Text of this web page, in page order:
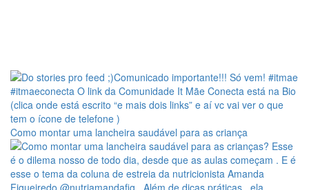
Como montar uma lancheira saudável para as criança